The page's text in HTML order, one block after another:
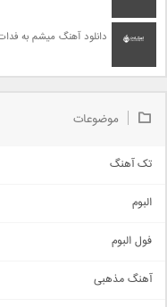
دانلود آهنگ میشم به
موضوعات
تک آهنگ
اجتماعی
حماسی
البوم
فول البوم
آهنگ مذهبی